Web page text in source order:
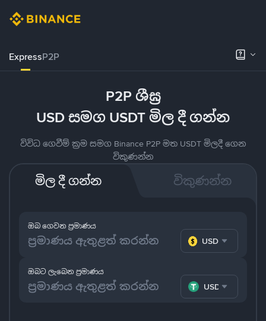
ExpressP2P
P2P ශීඝ්‍ර
USD සමග USDT මිල දී ගන්න
විවිධ ගෙවීම් ක්‍රම සමග Binance P2P මත USDT මිලදී ගෙන
විකුණන්න
මිල දී ගන්න විකුණන්න
ඔබ ගෙවන ප්‍රමාණය
USD
ඔබට ලැබෙන ප්‍රමාණය
USDT